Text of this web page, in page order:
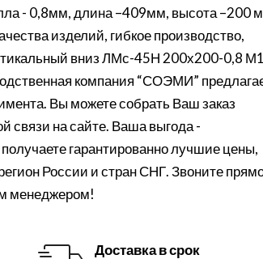
- 0,8мм, длина –409мм, высота –200
изделий, гибкое производство,
вниз ЛМс-45Н 200х200-0,8 М1
компания “СОЭМИ”
Вы можете собрать Ваш заказ
связи на сайте. Ваша выгода -
гарантированно лучшие цены,
России и стран СНГ. Звоните
менеджером!
Доставка в срок